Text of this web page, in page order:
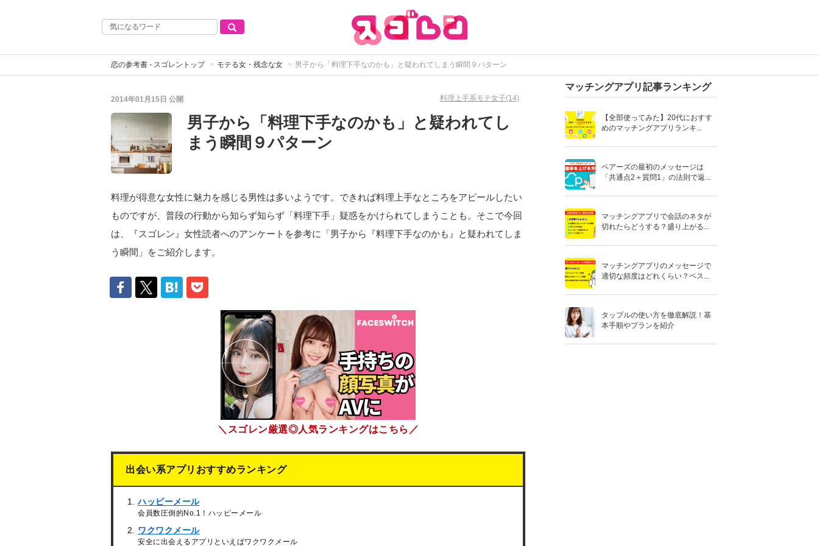
恋の参考書 - スゴレントップ モテる女・残念な女 男子から「料理下手なのかも」と疑われてしまう瞬間９パターン
2014年01月15日 公開 料理上手系モテ女子(14)
男子から「料理下手なのかも」と疑われてし
まう瞬間９パターン
料理が得意な女性に魅力を感じる男性は多いようです。できれば料理上手なところをアピールしたい
ものですが、普段の行動から知らず知らず「料理下手」疑惑をかけられてしまうことも。そこで今回
は、『スゴレン』女性読者へのアンケートを参考に「男子から『料理下手なのかも』と疑われてしま
う瞬間」をご紹介します。
＼スゴレン厳選◎人気ランキングはこちら／
出会い系アプリおすすめランキング
ハッピーメール
会員数圧倒的No.1！ハッピーメール
ワクワクメール
安全に出会えるアプリといえばワクワクメール
マッチングアプリ記事ランキング
【全部使ってみた】20代におすす
めのマッチングアプリランキ...
ペアーズの最初のメッセージは
「共通点2＋質問1」の法則で返...
マッチングアプリで会話のネタが
切れたらどうする？盛り上がる...
マッチングアプリのメッセージで
適切な頻度はどれくらい？ベス...
タップルの使い方を徹底解説！基
本手順やプランを紹介